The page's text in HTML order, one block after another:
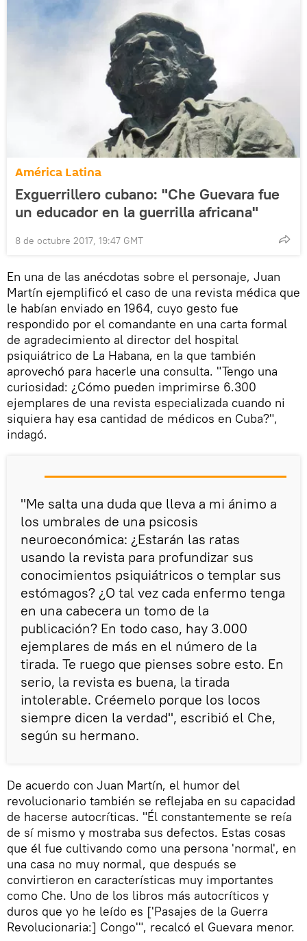
América Latina
Exguerrillero cubano: "Che Guevara fue
un educador en la guerrilla africana"
8 de octubre 2017, 19:47 GMT
En una de las anécdotas sobre el personaje, Juan
Martín ejemplificó el caso de una revista médica que
le habían enviado en 1964, cuyo gesto fue
respondido por el comandante en una carta formal
de agradecimiento al director del hospital
psiquiátrico de La Habana, en la que también
aprovechó para hacerle una consulta. "Tengo una
curiosidad: ¿Cómo pueden imprimirse 6.300
ejemplares de una revista especializada cuando ni
siquiera hay esa cantidad de médicos en Cuba?",
indagó.
"Me salta una duda que lleva a mi ánimo a
los umbrales de una psicosis
neuroeconómica: ¿Estarán las ratas
usando la revista para profundizar sus
conocimientos psiquiátricos o templar sus
estómagos? ¿O tal vez cada enfermo tenga
en una cabecera un tomo de la
publicación? En todo caso, hay 3.000
ejemplares de más en el número de la
tirada. Te ruego que pienses sobre esto. En
serio, la revista es buena, la tirada
intolerable. Créemelo porque los locos
siempre dicen la verdad", escribió el Che,
según su hermano.
De acuerdo con Juan Martín, el humor del
revolucionario también se reflejaba en su capacidad
de hacerse autocríticas. "Él constantemente se reía
de sí mismo y mostraba sus defectos. Estas cosas
que él fue cultivando como una persona 'normal', en
una casa no muy normal, que después se
convirtieron en características muy importantes
como Che. Uno de los libros más autocríticos y
duros que yo he leído es ['Pasajes de la Guerra
Revolucionaria:] Congo'", recalcó el Guevara menor.